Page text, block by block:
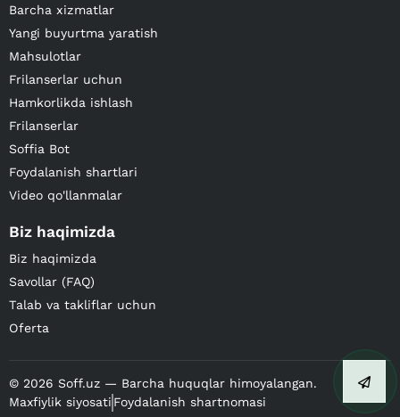
Barcha xizmatlar
Yangi buyurtma yaratish
Mahsulotlar
Frilanserlar uchun
Hamkorlikda ishlash
Frilanserlar
Soffia Bot
Foydalanish shartlari
Video qo'llanmalar
Biz haqimizda
Biz haqimizda
Savollar (FAQ)
Talab va takliflar uchun
Oferta
© 2026 Soff.uz — Barcha huquqlar himoyalangan.
Maxfiylik siyosati Foydalanish shartnomasi